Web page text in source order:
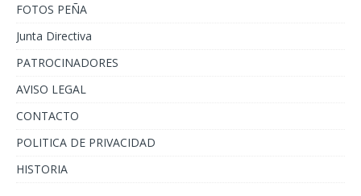
FOTOS PEÑA
Junta Directiva
PATROCINADORES
AVISO LEGAL
CONTACTO
POLITICA DE PRIVACIDAD
HISTORIA